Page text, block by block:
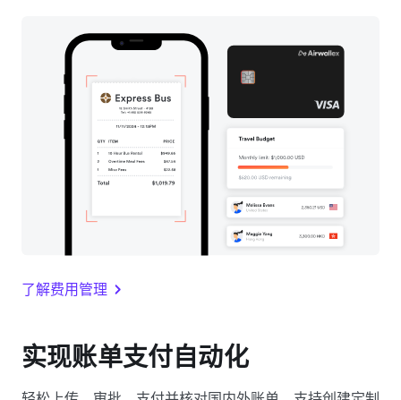
了解费用管理
实现账单支付自动化